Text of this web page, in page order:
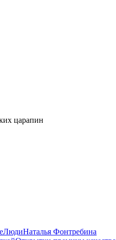
царапин
ЛюдиНаталья Фонтребина